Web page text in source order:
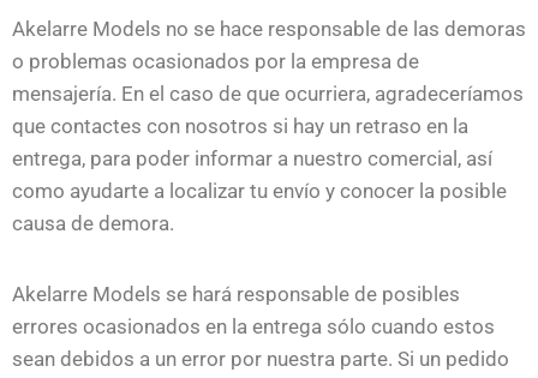
Akelarre Models no se hace responsable de las demoras
o problemas ocasionados por la empresa de
mensajería. En el caso de que ocurriera, agradeceríamos
que contactes con nosotros si hay un retraso en la
entrega, para poder informar a nuestro comercial, así
como ayudarte a localizar tu envío y conocer la posible
causa de demora.
Akelarre Models se hará responsable de posibles
errores ocasionados en la entrega sólo cuando estos
sean debidos a un error por nuestra parte. Si un pedido